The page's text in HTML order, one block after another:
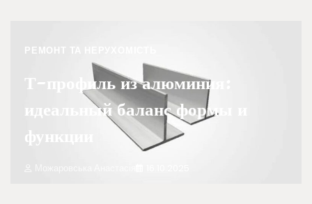
РЕМОНТ ТА НЕРУХОМІСТЬ
Т-профиль из алюминия:
идеальный баланс формы и
функции